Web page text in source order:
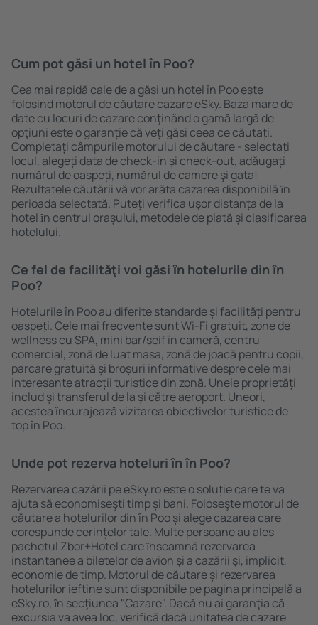
Cum pot găsi un hotel în Poo?
Cea mai rapidă cale de a găsi un hotel în Poo este
folosind motorul de căutare cazare eSky. Baza mare de
date cu locuri de cazare conţinând o gamă largă de
opţiuni este o garanție că veți găsi ceea ce căutați.
Completați câmpurile motorului de căutare - selectați
locul, alegeți data de check-in și check-out, adăugați
numărul de oaspeți, numărul de camere şi gata!
Rezultatele căutării vă vor arăta cazarea disponibilă ȋn
perioada selectată. Puteți verifica uşor distanța de la
hotel ȋn centrul orașului, metodele de plată și clasificarea
hotelului.
Ce fel de facilităţi voi găsi ȋn hotelurile din în
Poo?
Hotelurile în Poo au diferite standarde și facilități pentru
oaspeți. Cele mai frecvente sunt Wi-Fi gratuit, zone de
wellness cu SPA, mini bar/seif în cameră, centru
comercial, zonă de luat masa, zonă de joacă pentru copii,
parcare gratuită și broșuri informative despre cele mai
interesante atracții turistice din zonă. Unele proprietăți
includ și transferul de la și către aeroport. Uneori,
acestea încurajează vizitarea obiectivelor turistice de
top în Poo.
Unde pot rezerva hoteluri ȋn în Poo?
Rezervarea cazării pe eSky.ro este o soluție care te va
ajuta să economiseşti timp și bani. Foloseşte motorul de
căutare a hotelurilor din în Poo și alege cazarea care
corespunde cerințelor tale. Multe persoane au ales
pachetul Zbor+Hotel care ȋnseamnă rezervarea
instantanee a biletelor de avion şi a cazării şi, implicit,
economie de timp. Motorul de căutare și rezervarea
hotelurilor ieftine sunt disponibile pe pagina principală a
eSky.ro, ȋn secţiunea "Cazare". Dacă nu ai garanţia că
excursia va avea loc, verifică dacă unitatea de cazare